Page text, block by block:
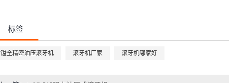
标签
镒全精密油压滚牙机 滚牙机厂家 滚牙机哪家好